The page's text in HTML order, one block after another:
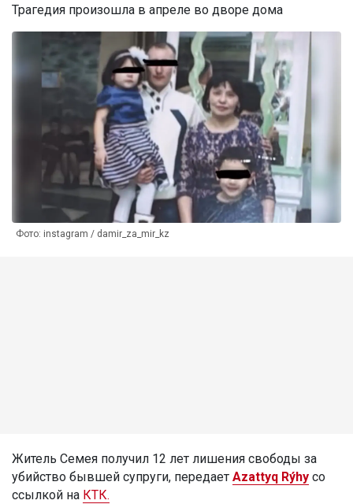
Трагедия произошла в апреле во дворе дома
Фото: instagram / damir_za_mir_kz
Житель Семея получил 12 лет лишения свободы за
убийство бывшей супруги, передает Azattyq Rýhy со
ссылкой на КТК.